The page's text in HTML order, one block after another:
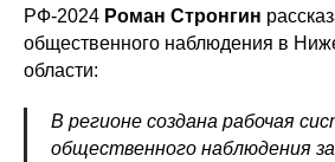
РФ-2024 Роман Стронгин
общественного наблюдения в
области:
В регионе создана рабочая
общественного наблюдения